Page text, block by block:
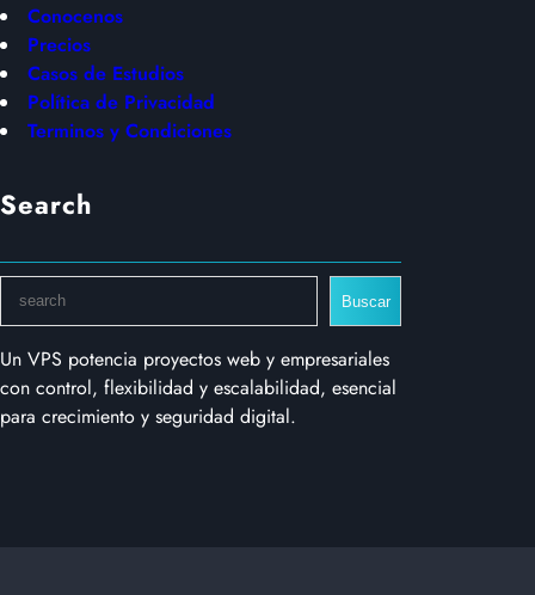
Conocenos
Precios
Casos de Estudios
Política de Privacidad
Terminos y Condiciones
Search
a
r
c
h
Buscar
Un VPS potencia proyectos web y empresariales
con control, flexibilidad y escalabilidad, esencial
para crecimiento y seguridad digital.